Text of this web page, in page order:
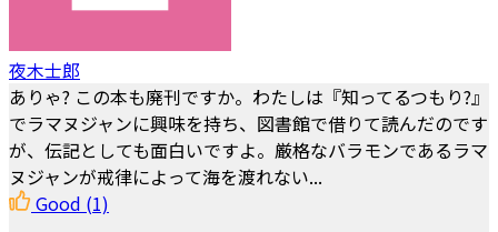
夜木士郎
ありゃ? この本も廃刊ですか。わたしは『知ってるつもり?』
でラマヌジャンに興味を持ち、図書館で借りて読んだのです
が、伝記としても面白いですよ。厳格なバラモンであるラマ
ヌジャンが戒律によって海を渡れない...
Good (1)